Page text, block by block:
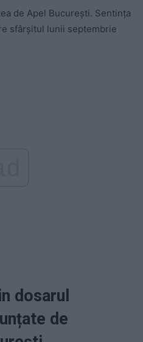
de Apel București. Sentința
sfârșitul lunii septembrie
dosarul
de